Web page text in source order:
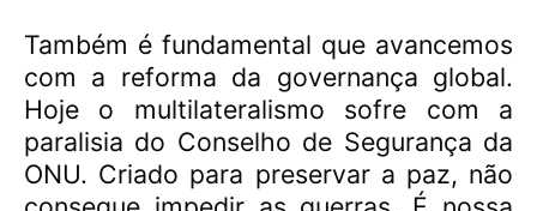
Também é fundamental que avancemos
com a reforma da governança global.
Hoje o multilateralismo sofre com a
paralisia do Conselho de Segurança da
ONU. Criado para preservar a paz, não